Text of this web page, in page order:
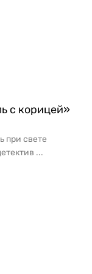
с корицей»
при свете
...